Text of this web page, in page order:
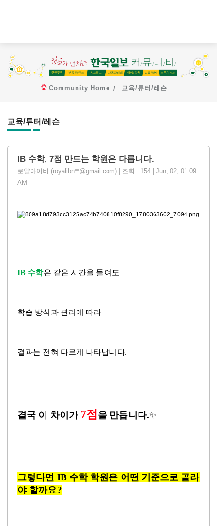
Community Home 교육/튜터/레슨
교육/튜터/레슨
IB 수학, 7점 만드는 학원은 다릅니다.
로얄아이비 (royalibn**@gmail.com) | 조회 : 154 | Jun, 02, 01:09
AM
IB 수학은 같은 시간을 들여도
학습 방식과 관리에 따라
결과는 전혀 다르게 나타납니다.
결국 이 차이가 7점 을 만듭니다.✨
그렇다면 IB 수학 학원은 어떤 기준으로 골라
야 할까요?